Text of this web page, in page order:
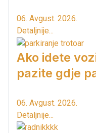
06. Avgust. 2026.
Detaljnije...
Ako idete
pazite gdje
06. Avgust. 2026.
Detaljnije...